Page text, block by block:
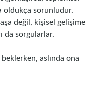
oldukça sorunludur.
değil, kişisel gelişime
da sorgularlar.
beklerken, aslında ona